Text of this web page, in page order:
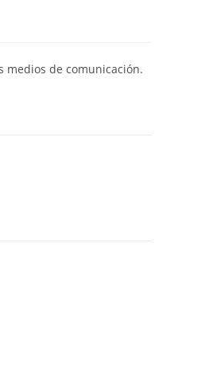
de comunicación.